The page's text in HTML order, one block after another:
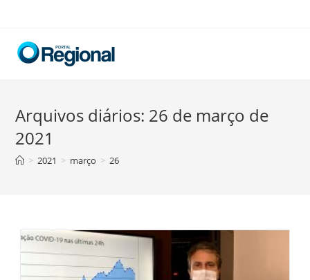
content
Arquivos diários: 26 de março de
2021
> 2021 > março > 26